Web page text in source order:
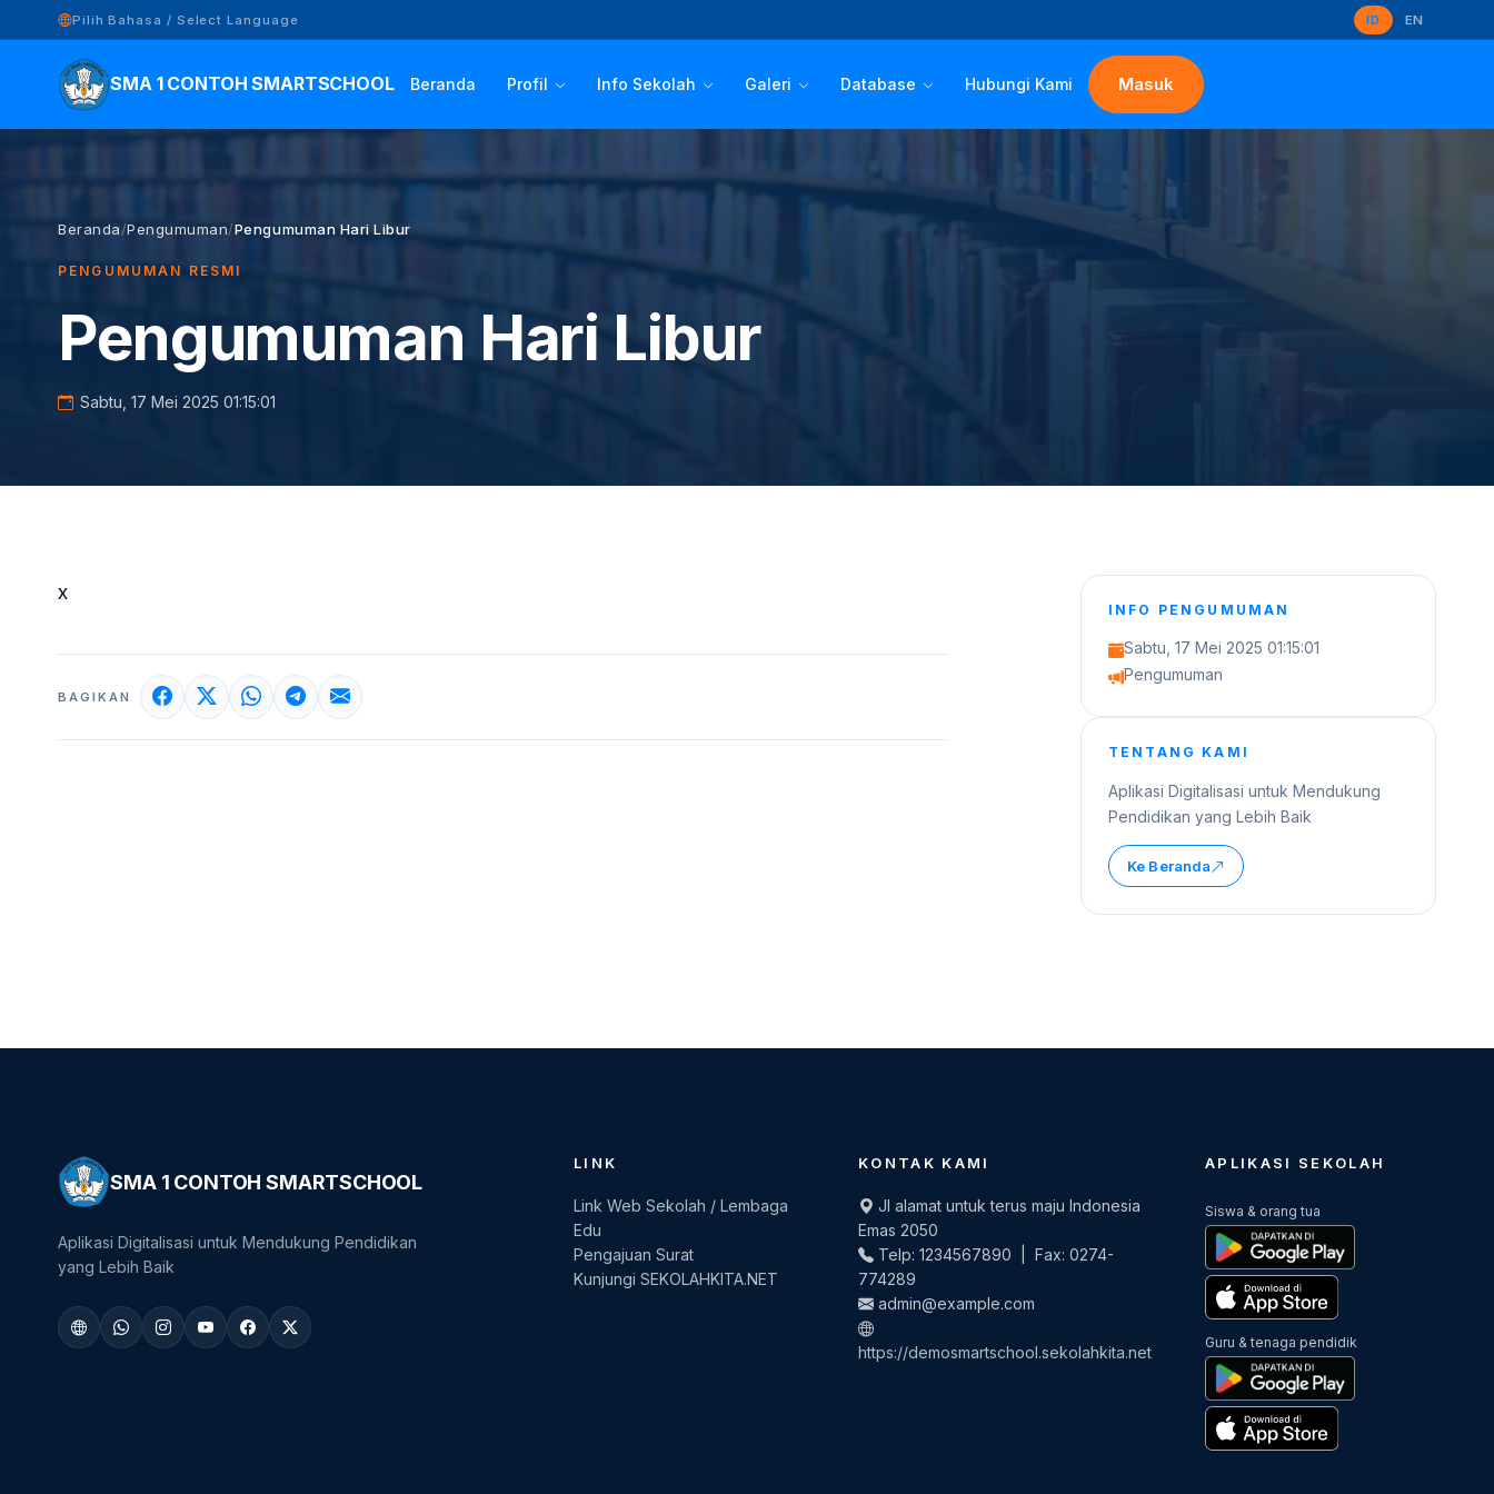
Pilih Bahasa / Select Language ID EN
SMA 1 CONTOH SMARTSCHOOL Beranda Profil Info Sekolah Galeri Database Hubungi Kami Masuk
Beranda/Pengumuman/Pengumuman Hari Libur
PENGUMUMAN RESMI
Pengumuman Hari Libur
Sabtu, 17 Mei 2025 01:15:01
x
BAGIKAN
INFO PENGUMUMAN
Sabtu, 17 Mei 2025 01:15:01
Pengumuman
TENTANG KAMI
Aplikasi Digitalisasi untuk Mendukung
Pendidikan yang Lebih Baik
Ke Beranda
SMA 1 CONTOH SMARTSCHOOL
Aplikasi Digitalisasi untuk Mendukung Pendidikan
yang Lebih Baik
LINK
Link Web Sekolah / Lembaga
Edu
Pengajuan Surat
Kunjungi SEKOLAHKITA.NET
KONTAK KAMI
Jl alamat untuk terus maju Indonesia
Emas 2050
Telp: 1234567890 | Fax: 0274-
774289
admin@example.com
https://demosmartschool.sekolahkita.net
APLIKASI SEKOLAH
Siswa & orang tua
Guru & tenaga pendidik